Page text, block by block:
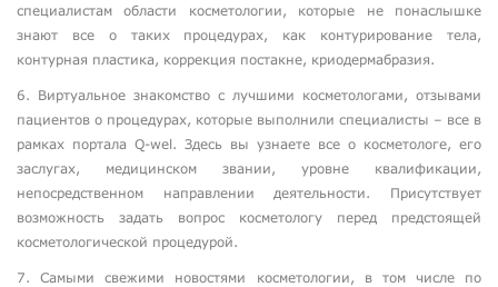
специалистам области косметологии, которые не понаслышке
знают все о таких процедурах, как контурирование тела,
контурная пластика, коррекция постакне, криодермабразия.
6. Виртуальное знакомство с лучшими косметологами, отзывами
пациентов о процедурах, которые выполнили специалисты – все в
рамках портала Q-wel. Здесь вы узнаете все о косметологе, его
заслугах, медицинском звании, уровне квалификации,
непосредственном направлении деятельности. Присутствует
возможность задать вопрос косметологу перед предстоящей
косметологической процедурой.
7. Самыми свежими новостями косметологии, в том числе по